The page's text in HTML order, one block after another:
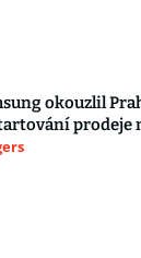
okouzlil
prodeje